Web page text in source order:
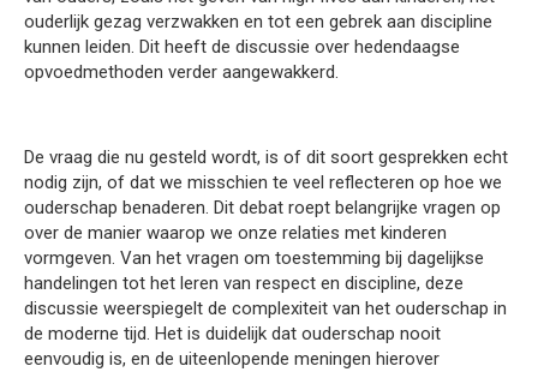
ouderlijk gezag verzwakken en tot een gebrek aan discipline
kunnen leiden. Dit heeft de discussie over hedendaagse
opvoedmethoden verder aangewakkerd.
De vraag die nu gesteld wordt, is of dit soort gesprekken echt
nodig zijn, of dat we misschien te veel reflecteren op hoe we
ouderschap benaderen. Dit debat roept belangrijke vragen op
over de manier waarop we onze relaties met kinderen
vormgeven. Van het vragen om toestemming bij dagelijkse
handelingen tot het leren van respect en discipline, deze
discussie weerspiegelt de complexiteit van het ouderschap in
de moderne tijd. Het is duidelijk dat ouderschap nooit
eenvoudig is, en de uiteenlopende meningen hierover